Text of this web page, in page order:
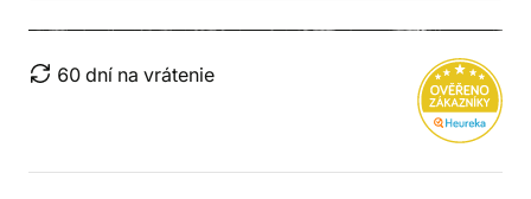
60 dní na vrátenie